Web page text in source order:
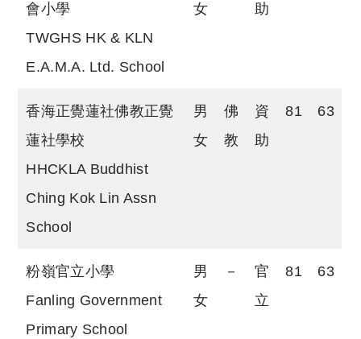
會小學
TWGHS HK & KLN
E.A.M.A. Ltd. School
女
助
香海正覺蓮社佛教正覺
蓮社學校
HHCKLA Buddhist
Ching Kok Lin Assn
School
男
女
佛
教
資
助
81 63
粉嶺官立小學
Fanling Government
Primary School
男
女
－
官
立
81 63